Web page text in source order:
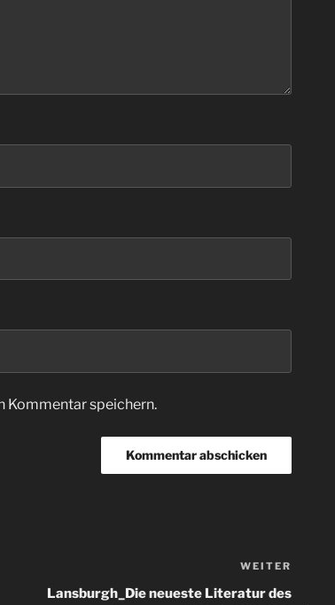
Kommentar speichern.
Beitrag
WEITER
Lansburgh_Die neueste Literatur des